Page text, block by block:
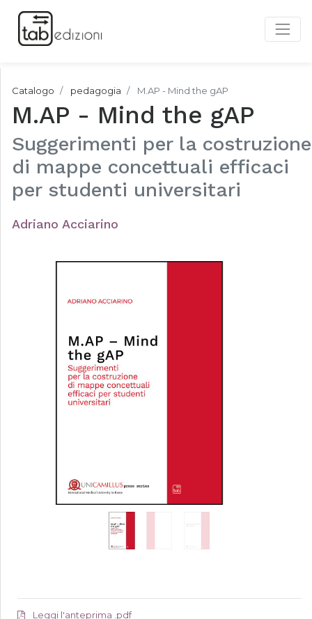
Catalogo pedagogia M.AP - Mind the gAP
M.AP - Mind the gAP
Suggerimenti per la costruzione
di mappe concettuali efficaci
per studenti universitari
Adriano Acciarino
Leggi l'anteprima .pdf